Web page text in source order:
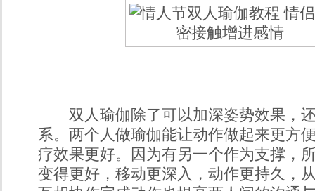
双人瑜伽除了可以加深姿势效果，
系。两个人做瑜伽能让动作做起来更方
疗效果更好。因为有另一个作为支撑，
变得更好，移动更深入，动作更持久，